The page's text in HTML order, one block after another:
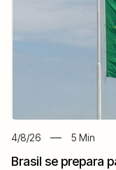
4/8/26 5 Min
Brasil se prepara